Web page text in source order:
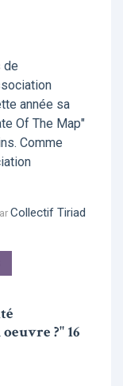
de
année sa
Of The Map"
Comme
Collectif Tiriad
?" 16